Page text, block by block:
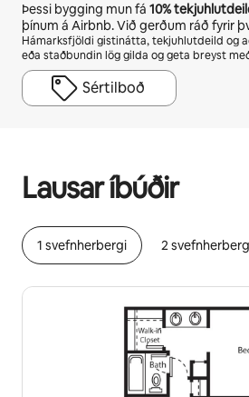
Þessi bygging mun fá 10%
þínum á Airbnb. Við gerðum ráð fyrir
Hámarksfjöldi gistinátta, tekjuhlutdeild og
eða staðbundin lög gilda og geta breyst
Sértilboð
Lausar íbúðir
1 svefnherbergi 2